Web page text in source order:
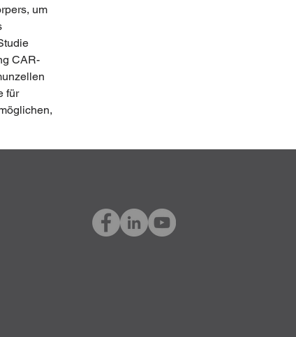
um
CAR-
für